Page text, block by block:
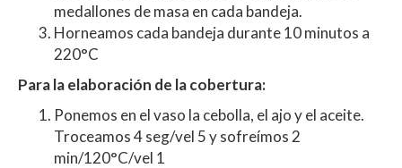
medallones de masa en cada bandeja.
Horneamos cada bandeja durante 10 minutos a
220°C
Para la elaboración de la cobertura:
Ponemos en el vaso la cebolla, el ajo y el aceite.
Troceamos 4 seg/vel 5 y sofreímos 2
min/120°C/vel 1